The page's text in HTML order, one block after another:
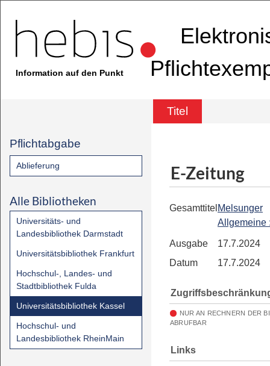
Information auf den Punkt
Titel
Pflichtabgabe
Ablieferung
Alle Bibliotheken
Universitäts- und
Landesbibliothek Darmstadt
Universitätsbibliothek Frankfurt
Hochschul-, Landes- und
Stadtbibliothek Fulda
Universitätsbibliothek Kassel
Hochschul- und
Landesbibliothek RheinMain
E-Zeitung
Gesamttitel Melsunger
Allgemeine
Ausgabe
17.7.2024
Datum
17.7.2024
NUR AN RECHNERN DER
ABRUFBAR
Links